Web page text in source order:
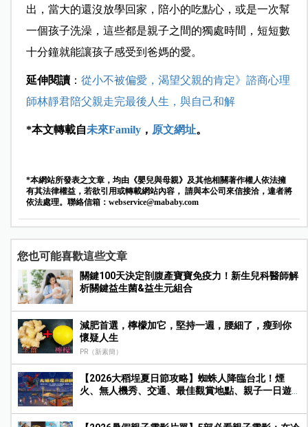
出，當大的還沒放學回家，陪小的吃點心，或是一次幫
一個孩子洗澡，這些都是親子之間的獨處時間，短短數
十分鐘就能讓孩子感受到爸媽的愛。
延伸閱讀： 從小不被偏愛，渴望父親的肯定》諮商心理
師林靜君陪父親走完最後人生，與自己和解
*本文轉載自未來Family， 原文網址。
*本網站所發表之文章，均由《嬰兒與母親》及其他相關著作權人依法擁
有其法律權益，若欲引用或轉載網站內容， 請與本公司來信接洽，違者將
依法處理。聯絡信箱： webservice@mababy.com
您也可能喜歡這些文章
關鍵100天決定剖腹產寶寶免疫力！新生兒科醫師解
析關鍵益生菌&益生元組合
減肥首選，檸檬加它，堅持一週，腰細了，瘦到你
懷疑人生
PR（新素簡）
【2026大稻埕夏日節攻略】蜘蛛人降臨台北！煙
火、無人機秀、交通、最佳觀賞地點、親子一日遊